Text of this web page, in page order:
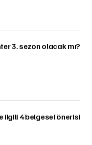
3. sezon olacak mı?
ilgili 4 belgesel önerisi